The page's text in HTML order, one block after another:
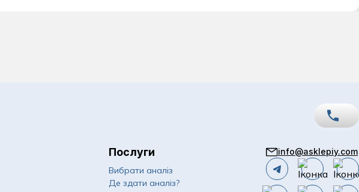
Показати номер
Показати номер
Послуги
Вибрати аналіз
Де здати аналіз?
info@asklepiy.com